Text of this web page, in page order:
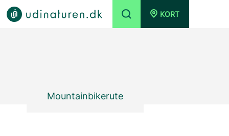
KORT
Mountainbikerute